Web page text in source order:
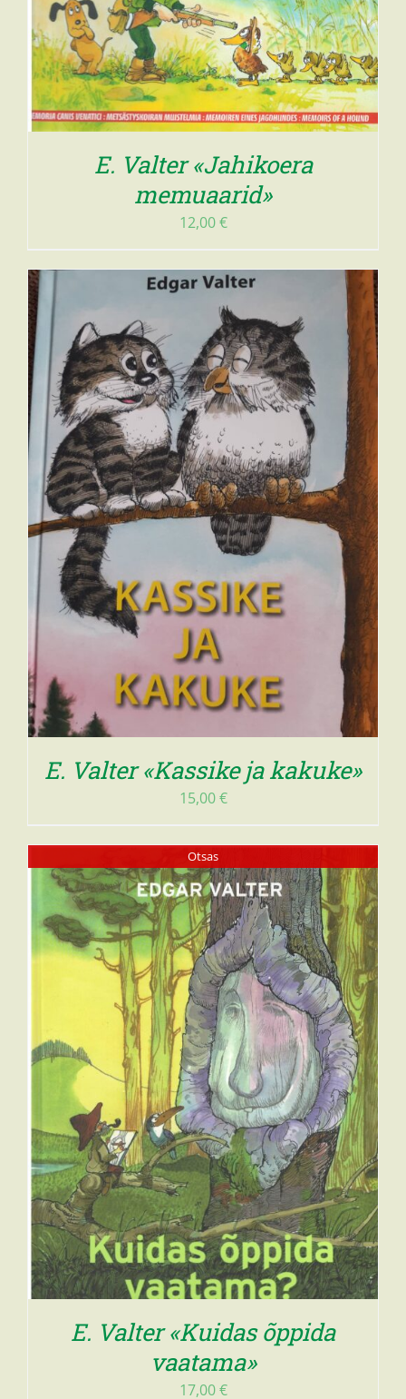
E. Valter «Jahikoera
memuaarid»
12,00€
E. Valter «Kassike ja kakuke»
15,00€
Otsas
E. Valter «Kuidas õppida
vaatama»
17,00€